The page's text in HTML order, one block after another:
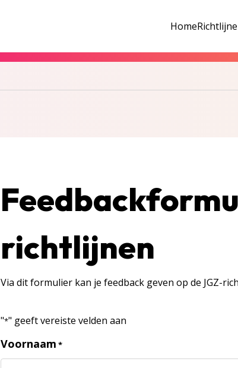
Home
richtlijnen
Via dit formulier kan je feedback geven op de JGZ-
"*" geeft vereiste velden aan
Voornaam *